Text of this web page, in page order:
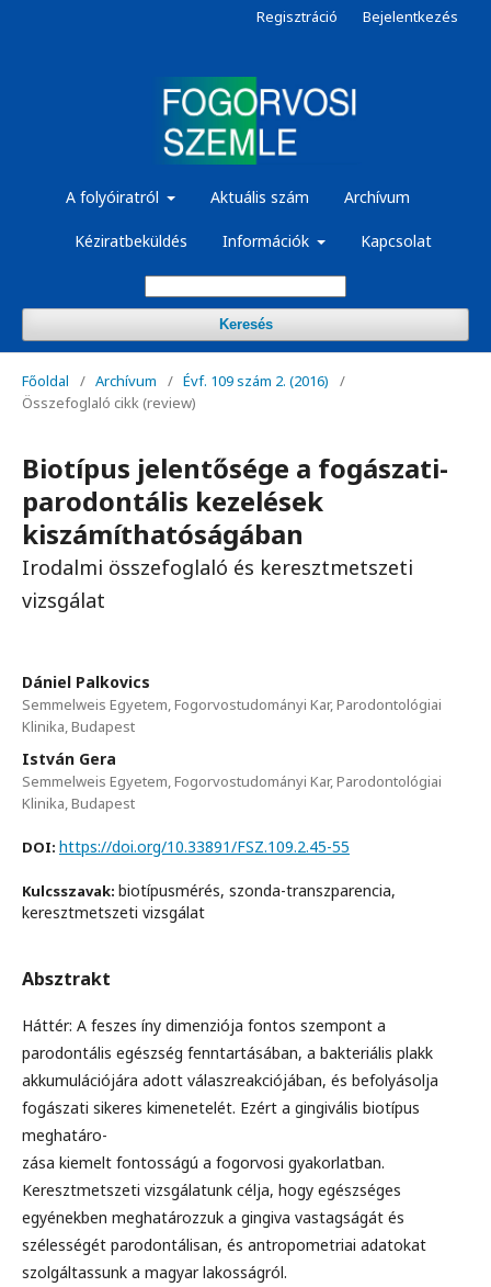
A folyóiratról Aktuális szám Archívum
Kéziratbeküldés Információk Kapcsolat
Keresés
Regisztráció Bejelentkezés
Főoldal / Archívum / Évf. 109 szám 2. (2016)
/
Összefoglaló cikk (review)
Biotípus jelentősége a fogászati-
parodontális kezelések
kiszámíthatóságában
Irodalmi összefoglaló és keresztmetszeti
vizsgálat
Dániel Palkovics
Semmelweis Egyetem, Fogorvostudományi Kar, Parodontológiai
Klinika, Budapest
István Gera
Semmelweis Egyetem, Fogorvostudományi Kar, Parodontológiai
Klinika, Budapest
DOI: https://doi.org/10.33891/FSZ.109.2.45-55
Kulcsszavak: biotípusmérés, szonda-transzparencia,
keresztmetszeti vizsgálat
Absztrakt
Háttér: A feszes íny dimenziója fontos szempont a
parodontális egészség fenntartásában, a bakteriális plakk
akkumulációjára adott válaszreakciójában, és befolyásolja
fogászati sikeres kimenetelét. Ezért a gingivális biotípus
meghatáro-
zása kiemelt fontosságú a fogorvosi gyakorlatban.
Keresztmetszeti vizsgálatunk célja, hogy egészséges
egyénekben meghatározzuk a gingiva vastagságát és
szélességét parodontálisan, és antropometriai adatokat
szolgáltassunk a magyar lakosságról.